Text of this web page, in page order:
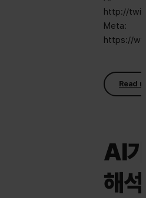
http://
Meta:
https://
Read
AI
해